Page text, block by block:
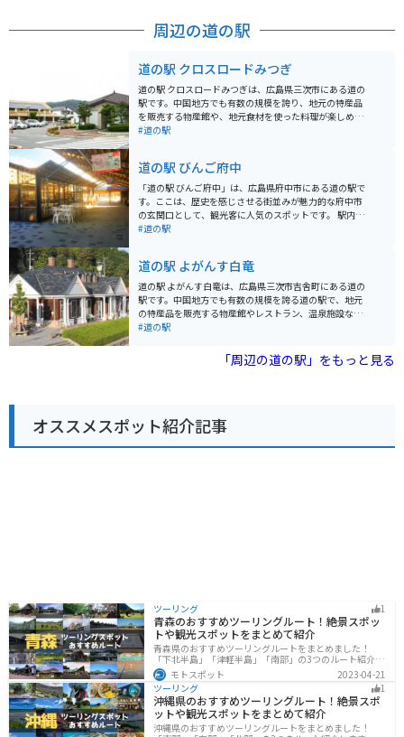
周辺の道の駅
道の駅 クロスロードみつぎ
道の駅 クロスロードみつぎは、広島県三次市にある道の
駅です。中国地方でも有数の規模を誇り、地元の特産品
を販売する物産館や、地元食材を使った料理が楽しめる
レストラン、観光案内所などが併設されています。 三次
など、見どころ満載です。 バイクで訪れる場合、道の駅
クロスロードみつぎは、中国山地のツーリング拠点とし
て最適です。駐車場も広く、休憩 facilities も充実してい
ます。周辺には、ワインディングロードが続くため、ツ
ーリングを楽しむことができます。 道の駅で購入できる
ランでは、三次唐麺や、地元産のジビエ料理などが人気
です。
#道の駅
道の駅 びんご府中
「道の駅 びんご府中」は、広島県府中市にある道の駅で
す。ここは、歴史を感じさせる街並みが魅力的な府中市
の玄関口として、観光客に人気のスポットです。 駅内に
は、地元の特産品を販売する物産館や、地元食材を使っ
味わっていただきたい一品です。また、観光案内所も併
設されているので、府中観光の拠点としても便利です。
バイクで訪れる際は、道の駅に隣接する「府中市上下歴
史文化資料館」の駐車場が利用できます。ここは、江戸
時代の街並みを再現した資料館で、歴史好きにはたまら
すめです。府中市は、自然豊かな場所なので、四季折々
#道の駅
道の駅 よがんす白竜
道の駅 よがんす白竜は、広島県三次市吉舎町にある道の
駅です。中国地方でも有数の規模を誇る道の駅で、地元
の特産品を販売する物産館やレストラン、温泉施設など
があります。 バイクで訪れる場合、駐車場も広く停めや
から国道184号線を北上した場所にあり、中国山地の
山々に囲まれた自然豊かな場所に位置しています。ツー
とができます。また、温泉施設では、露天風呂やサウナ
なども楽しめます。道の駅 よがんす白竜は、観光の拠点
としても、ドライブの休憩場所としてもおすすめです。
#道の駅
「周辺の道の駅」をもっと見る
オススメスポット紹介記事
ツーリング 1
青森のおすすめツーリングルート！絶景スポッ
トや観光スポットをまとめて紹介
青森県のおすすめツーリングルートをまとめました！
「下北半島」「津軽半島」「南部」の3つのルート紹介し
ます。自然に恵まれた風光明媚な景色や歴史文化に触れ
られる観光スポットが多くあります。バイクで青森県に
ツーリングに行く際は参考にしてください。
モトスポット
2023-04-21
ツーリング
1
沖縄県のおすすめツーリングルート！絶景スポ
ットや観光スポットをまとめて紹介
沖縄県のおすすめツーリングルートをまとめました！